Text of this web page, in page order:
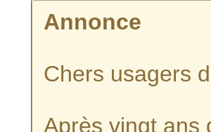
Annonce
Chers usagers
Après vingt ans